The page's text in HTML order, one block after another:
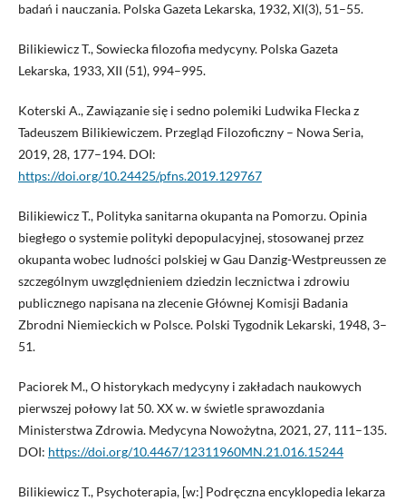
badań i nauczania. Polska Gazeta Lekarska, 1932, XI(3), 51–55.
Bilikiewicz T., Sowiecka filozofia medycyny. Polska Gazeta
Lekarska, 1933, XII (51), 994–995.
Koterski A., Zawiązanie się i sedno polemiki Ludwika Flecka z
Tadeuszem Bilikiewiczem. Przegląd Filozoficzny – Nowa Seria,
2019, 28, 177–194. DOI:
https://doi.org/10.24425/pfns.2019.129767
Bilikiewicz T., Polityka sanitarna okupanta na Pomorzu. Opinia
biegłego o systemie polityki depopulacyjnej, stosowanej przez
okupanta wobec ludności polskiej w Gau Danzig-Westpreussen ze
szczególnym uwzględnieniem dziedzin lecznictwa i zdrowiu
publicznego napisana na zlecenie Głównej Komisji Badania
Zbrodni Niemieckich w Polsce. Polski Tygodnik Lekarski, 1948, 3–
51.
Paciorek M., O historykach medycyny i zakładach naukowych
pierwszej połowy lat 50. XX w. w świetle sprawozdania
Ministerstwa Zdrowia. Medycyna Nowożytna, 2021, 27, 111–135.
DOI: https://doi.org/10.4467/12311960MN.21.016.15244
Bilikiewicz T., Psychoterapia, [w:] Podręczna encyklopedia lekarza